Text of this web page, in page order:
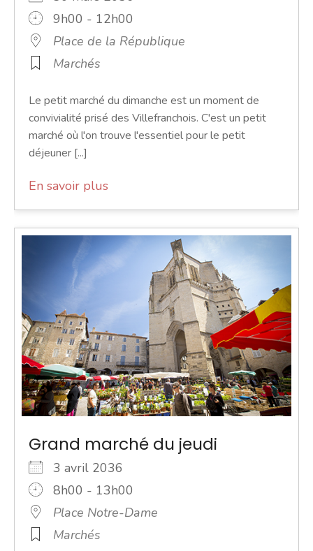
9h00 - 12h00
Place de la République
Marchés
Le petit marché du dimanche est un moment de
convivialité prisé des Villefranchois. C'est un petit
marché où l'on trouve l'essentiel pour le petit
déjeuner [...]
En savoir plus
Grand marché du jeudi
3 avril 2036
8h00 - 13h00
Place Notre-Dame
Marchés